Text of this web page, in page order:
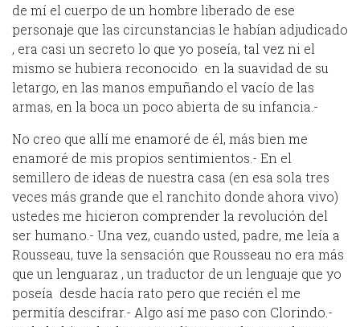
de mí el cuerpo de un hombre liberado de ese
personaje que las circunstancias le habían adjudicado
, era casi un secreto lo que yo poseía, tal vez ni el
mismo se hubiera reconocido en la suavidad de su
letargo, en las manos empuñando el vacío de las
armas, en la boca un poco abierta de su infancia.-
No creo que allí me enamoré de él, más bien me
enamoré de mis propios sentimientos.- En el
semillero de ideas de nuestra casa (en esa sola tres
veces más grande que el ranchito donde ahora vivo)
ustedes me hicieron comprender la revolución del
ser humano.- Una vez, cuando usted, padre, me leía a
Rousseau, tuve la sensación que Rousseau no era más
que un lenguaraz , un traductor de un lenguaje que yo
poseía desde hacía rato pero que recién el me
permitía descifrar.- Algo así me paso con Clorindo.-